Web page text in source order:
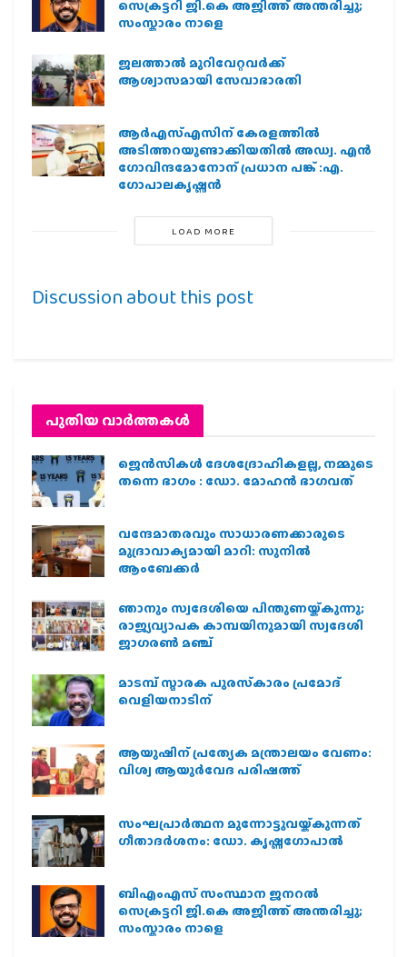
സെക്രട്ടറി ജി.കെ അജിത്ത് അന്തരിച്ചു;
സംസ്കാരം നാളെ
ജലത്താല്‍ മുറിവേറ്റവര്‍ക്ക്
ആശ്വാസമായി സേവാഭാരതി
ആര്‍എസ്എസിന് കേരളത്തില്‍
അടിത്തറയുണ്ടാക്കിയതില്‍ അഡ്വ. എന്‍
ഗോവിന്ദമോനോന് പ്രധാന പങ്ക് :എ.
ഗോപാലകൃഷ്ണന്‍
LOAD MORE
Discussion about this post
പുതിയ വാര്‍ത്തകള്‍
ജെന്‍സികള്‍ ദേശദ്രോഹികളല്ല, നമ്മുടെ
തന്നെ ഭാഗം : ഡോ. മോഹന്‍ ഭാഗവത്
വന്ദേമാതരവും സാധാരണക്കാരുടെ
മുദ്രാവാക്യമായി മാറി: സുനിൽ
ആംബേക്കർ
ഞാനും സ്വദേശിയെ പിന്തുണയ്ക്കുന്നു;
രാജ്യവ്യാപക കാമ്പയിനുമായി സ്വദേശി
ജാഗരണ്‍ മഞ്ച്
മാടമ്പ് സ്മാരക പുരസ്‌കാരം പ്രമോദ്
വെളിയനാടിന്
ആയുഷിന് പ്രത്യേക മന്ത്രാലയം വേണം:
വിശ്വ ആയുര്‍വേദ പരിഷത്ത്
സംഘപ്രാര്‍ത്ഥന മുന്നോട്ടുവയ്ക്കുന്നത്
ഗീതാദര്‍ശനം: ഡോ. കൃഷ്ണഗോപാല്‍
ബിഎംഎസ് സംസ്ഥാന ജനറൽ
സെക്രട്ടറി ജി.കെ അജിത്ത് അന്തരിച്ചു;
സംസ്കാരം നാളെ